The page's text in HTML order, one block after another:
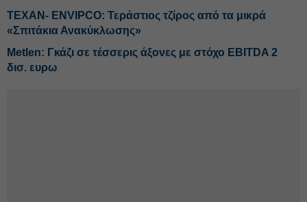
ΤΕΧΑΝ- ENVIPCO: Τεράστιος τζίρος από τα μικρά
«Σπιτάκια Ανακύκλωσης»
Metlen: Γκάζι σε τέσσερις άξονες με στόχο EBITDA 2
δισ. ευρω